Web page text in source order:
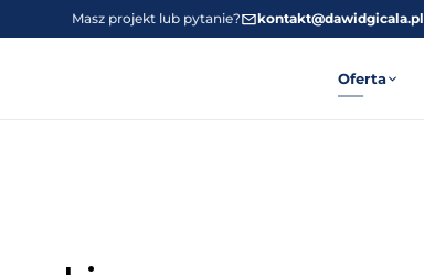
Masz projekt lub pytanie? kontakt@dawidgicala.pl
Oferta